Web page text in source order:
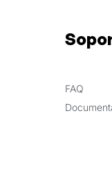
FAQ